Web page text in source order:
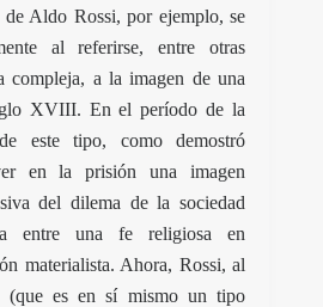
Aldo Rossi, por ejemplo, se
al referirse, entre otras
compleja, a la imagen de una
XVIII. En el período de la
este tipo, como demostró
en la prisión una imagen
del dilema de la sociedad
entre una fe religiosa en
materialista. Ahora, Rossi, al
(que es en sí mismo un tipo